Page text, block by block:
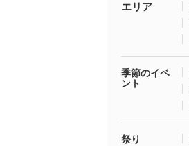
エリア
季節のイベ
ント
祭り